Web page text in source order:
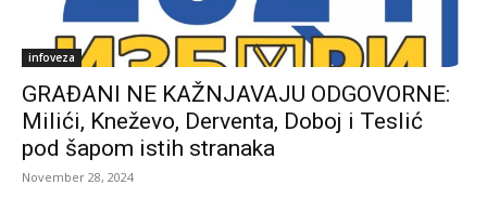
infoveza
GRAĐANI NE KAŽNJAVAJU ODGOVORNE:
Milići, Kneževo, Derventa, Doboj i Teslić
pod šapom istih stranaka
November 28, 2024